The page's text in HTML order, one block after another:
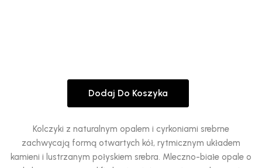
Kolczyki z naturalnym opalem i cyrkoniami srebrne
zachwycają formą otwartych kół, rytmicznym układem
kamieni i lustrzanym połyskiem srebra. Mleczno-białe opale o
Dodaj Do Koszyka